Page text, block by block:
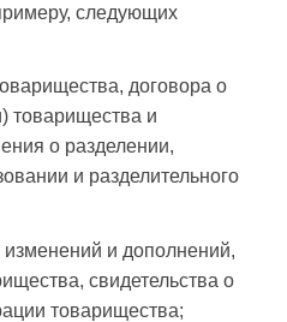
следующих
договора о
товарищества и
о разделении,
и разделительного
и дополнений,
свидетельства о
товарищества;